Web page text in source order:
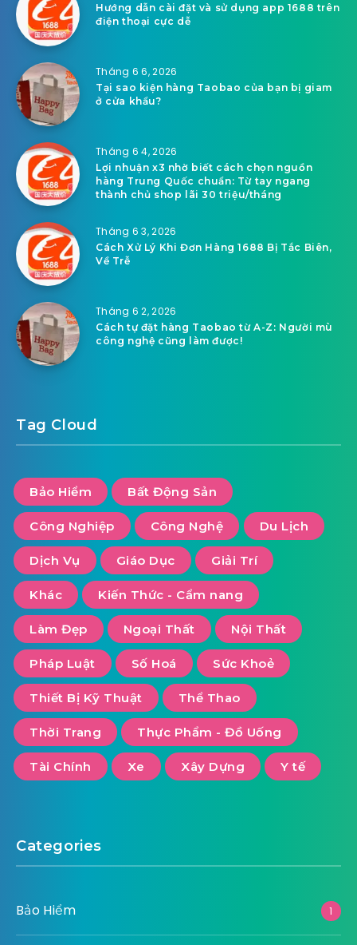
Hướng dẫn cài đặt và sử dụng app 1688 trên
điện thoại cực dễ
Tháng 6 6, 2026
Tại sao kiện hàng Taobao của bạn bị giam
ở cửa khẩu?
Tháng 6 4, 2026
Lợi nhuận x3 nhờ biết cách chọn nguồn
hàng Trung Quốc chuẩn: Từ tay ngang
thành chủ shop lãi 30 triệu/tháng
Tháng 6 3, 2026
Cách Xử Lý Khi Đơn Hàng 1688 Bị Tắc Biên,
Về Trễ
Tháng 6 2, 2026
Cách tự đặt hàng Taobao từ A-Z: Người mù
công nghệ cũng làm được!
Tag Cloud
Bảo Hiểm Bất Động Sản
Công Nghiệp Công Nghệ Du Lịch
Dịch Vụ Giáo Dục Giải Trí
Khác Kiến Thức - Cẩm nang
Làm Đẹp Ngoại Thất Nội Thất
Pháp Luật Số Hoá Sức Khoẻ
Thiết Bị Kỹ Thuật Thể Thao
Thời Trang Thực Phẩm - Đồ Uống
Tài Chính Xe Xây Dựng Y tế
Categories
Bảo Hiểm 1